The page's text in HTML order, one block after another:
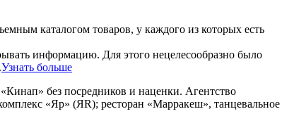
каталогом товаров, у каждого из которых есть
информацию. Для этого нецелесообразно было
Узнать больше
без посредников и наценки. Агентство
«Яр» (ЯR); ресторан «Марракеш», танцевальное